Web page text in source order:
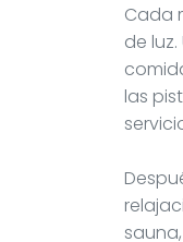
Cada
de
las